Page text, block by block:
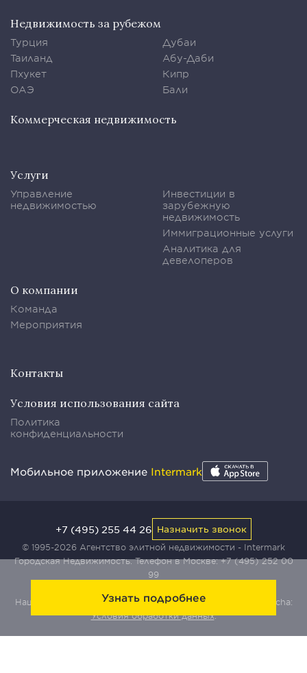
Узнать подробнее
Недвижимость за рубежом
Турция
Таиланд
Пхукет
ОАЭ
Дубаи
Абу-Даби
Кипр
Бали
Коммерческая недвижимость
Услуги
Управление
недвижимостью
Инвестиции в
зарубежную
недвижимость
Иммиграционные услуги
Аналитика для
девелоперов
О компании
Команда
Мероприятия
Контакты
Условия использования сайта
Политика
конфиденциальности
Мобильное приложение Intermark
© 1995-2026 Агентство элитной недвижимости - Intermark
Городская Недвижимость. Телефон в Москве:+7 (495) 252 00
99
Наш сайт защищен с помощью сервиса Yandex SmartCaptcha:
Условия обработки данных.
+7 (495) 255 44 26 Назначить звонок